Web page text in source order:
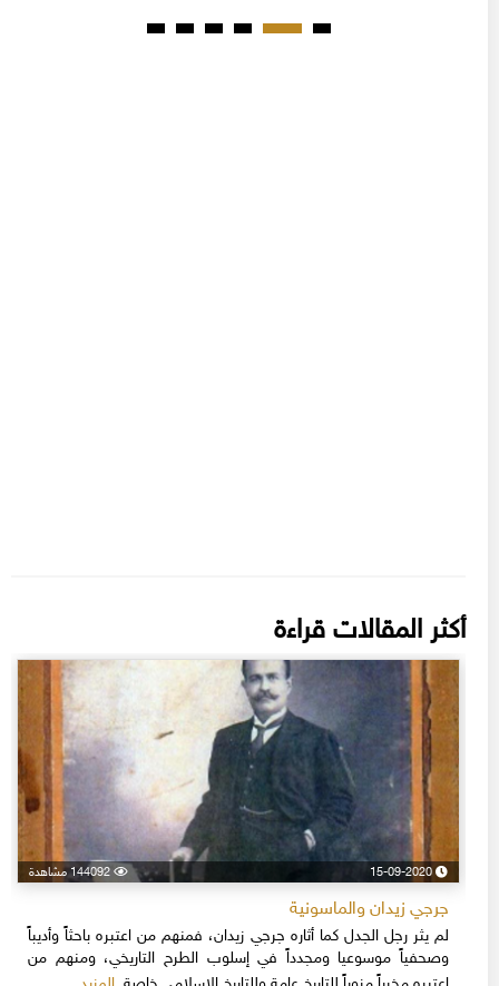
أكثر المقالات قراءة
15-09-2020 144092 مشاهدة
جرجي زيدان والماسونية
لم يثر رجل الجدل كما أثاره جرجي زيدان، فمنهم من اعتبره باحثاً وأديباً
وصحفياً موسوعيا ومجدداً في إسلوب الطرح التاريخي، ومنهم من